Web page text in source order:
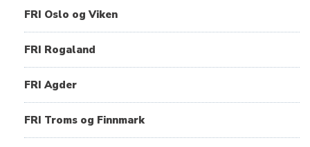
FRI Oslo og Viken
FRI Rogaland
FRI Agder
FRI Troms og Finnmark